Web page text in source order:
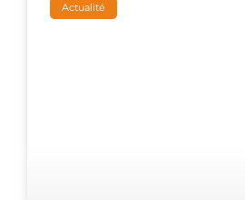
Actualité